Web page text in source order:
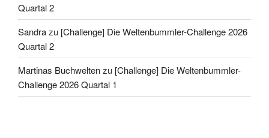
Quartal 2
Sandrazu [Challenge] Die Weltenbummler-Challenge 2026
Quartal 2
Martinas Buchweltenzu [Challenge] Die Weltenbummler-
Challenge 2026 Quartal 1